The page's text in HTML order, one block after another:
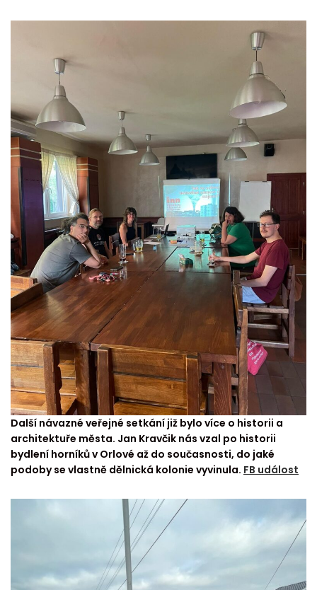
Další návazné veřejné setkání již bylo více o historii a
architektuře města. Jan Kravčik nás vzal po historii
bydlení horníků v Orlové až do současnosti, do jaké
podoby se vlastně dělnická kolonie vyvinula. FB událost